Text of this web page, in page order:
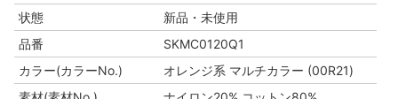
状態
新品・未使用
品番
SKMC0120Q1
カラー(カラーNo.)
オレンジ系 マルチカラー (00R21)